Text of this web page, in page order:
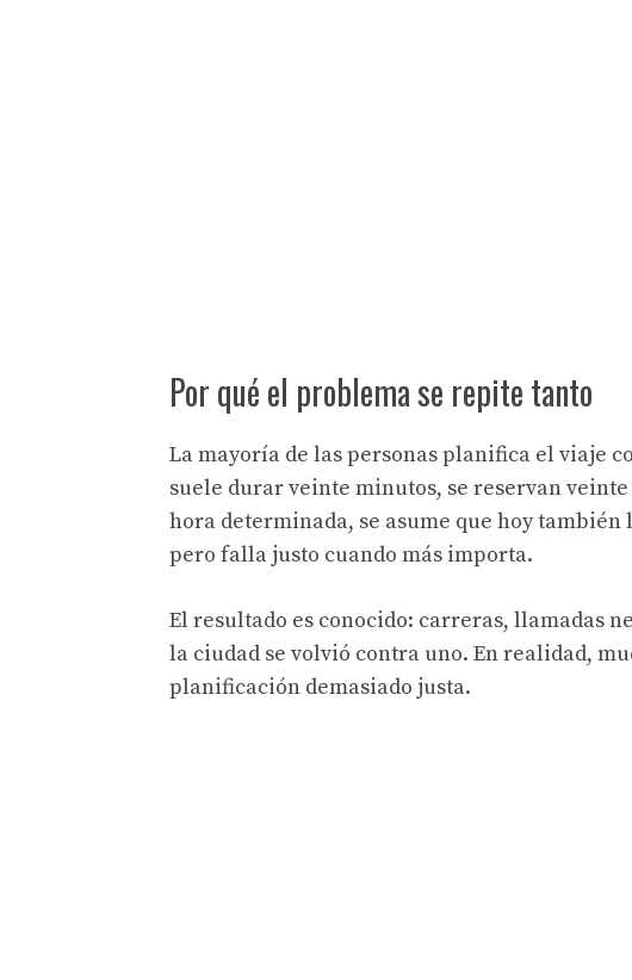
Por qué el problema se repite tanto
La mayoría de las personas planifica el viaje
suele durar veinte minutos, se reservan
hora determinada, se asume que hoy
pero falla justo cuando más importa.
El resultado es conocido: carreras, llamadas
la ciudad se volvió contra uno. En realidad,
planificación demasiado justa.